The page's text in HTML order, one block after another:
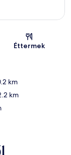
Éttermek
km
km